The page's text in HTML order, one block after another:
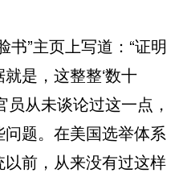
”主页上写道：“证明
是，这整整‘数十
员从未谈论过这一点，
题。在美国选举体系
前，从来没有过这样